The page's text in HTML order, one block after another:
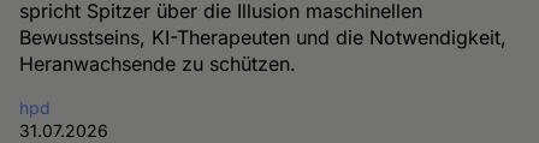
spricht Spitzer über die Illusion maschinellen
Bewusstseins, KI-Therapeuten und die Notwendigkeit,
Heranwachsende zu schützen.
hpd
31.07.2026